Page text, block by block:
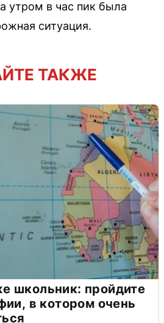
утром в час пик была
ситуация.
ТАКЖЕ
школьник: пройдите
в котором очень